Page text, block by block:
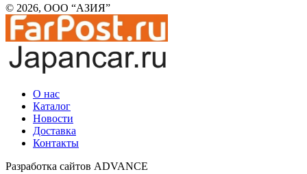
© 2026, ООО “АЗИЯ”
О нас
Каталог
Новости
Доставка
Контакты
Разработка сайтов ADVANCE